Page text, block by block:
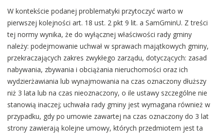
W kontekście podanej problematyki przytoczyć warto w
pierwszej kolejności art. 18 ust. 2 pkt 9 lit. a SamGminU. Z treści
tej normy wynika, że do wyłącznej właściwości rady gminy
należy: podejmowanie uchwał w sprawach majątkowych gminy,
przekraczających zakres zwykłego zarządu, dotyczących: zasad
nabywania, zbywania i obciążania nieruchomości oraz ich
wydzierżawiania lub wynajmowania na czas oznaczony dłuższy
niż 3 lata lub na czas nieoznaczony, o ile ustawy szczególne nie
stanowią inaczej; uchwała rady gminy jest wymagana również w
przypadku, gdy po umowie zawartej na czas oznaczony do 3 lat
strony zawierają kolejne umowy, których przedmiotem jest ta